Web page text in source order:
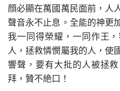
顔必顯在萬國萬民面前，人
聲音永不止息。全能的神更
我一同得榮耀，一同作王
人，拯救憐憫屬我的人，使
響聲，要有大批的人被拯
拜，贊不絶口！